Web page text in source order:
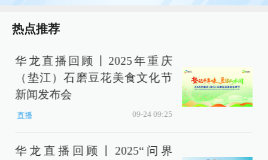
热点推荐
华龙直播回顾丨2025年重庆
（垫江）石磨豆花美食文化节
新闻发布会
直播 09-24 09:25
华龙直播回顾丨2025“问界